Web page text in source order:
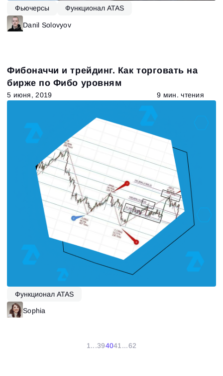
Фьючерсы Функционал ATAS
Danil Solovyov
Фибоначчи и трейдинг. Как торговать на
бирже по Фибо уровням
5 июня, 2019 9 мин. чтения
Функционал ATAS
Sophia
1 ...394041 ...62